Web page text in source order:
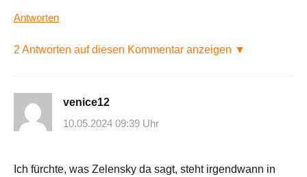
Antworten
2 Antworten auf diesen Kommentar anzeigen ▼
venice12
10.05.2024 09:39 Uhr
Ich fürchte, was Zelensky da sagt, steht irgendwann in